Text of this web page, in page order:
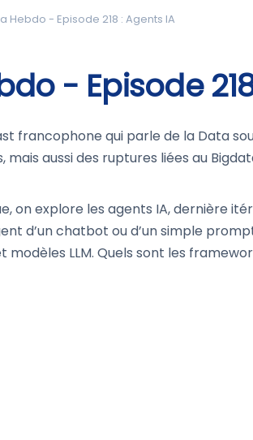
Hebdo - Episode 218 : Agents IA
- Episode
francophone qui parle de la Data
aussi des ruptures liées au
on explore les agents IA, dernière
d’un chatbot ou d’un simple
LLM. Quels sont les